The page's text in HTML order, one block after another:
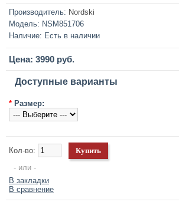
Производитель: Nordski
Модель: NSM851706
Наличие: Есть в наличии
Цена: 3990 руб.
Доступные варианты
* Размер:
Кол-во:
- или -
В закладки
В сравнение